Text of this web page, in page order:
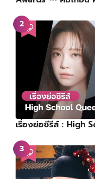
เรื่องย่อซีรีส์ : High